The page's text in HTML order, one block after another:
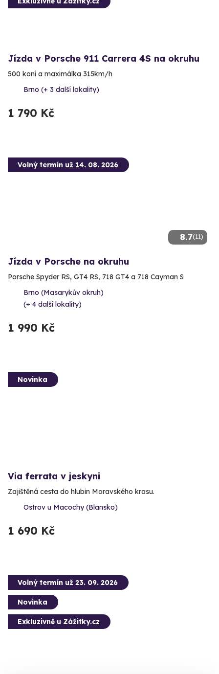
Jízda v Porsche 911 Carrera 4S na okruhu
500 koní a maximálka 315km/h
Brno (+ 3 další lokality)
1 790 Kč
8.7(11)
Volný termín už 14. 08. 2026
Jízda v Porsche na okruhu
Porsche Spyder RS, GT4 RS, 718 GT4 a 718 Cayman S
Brno (Masarykův okruh)
(+ 4 další lokality)
1 990 Kč
Novinka
Via ferrata v jeskyni
Zajištěná cesta do hlubin Moravského krasu.
Ostrov u Macochy (Blansko)
1 690 Kč
Volný termín už 23. 09. 2026
Novinka
Exkluzivně u Zážitky.cz